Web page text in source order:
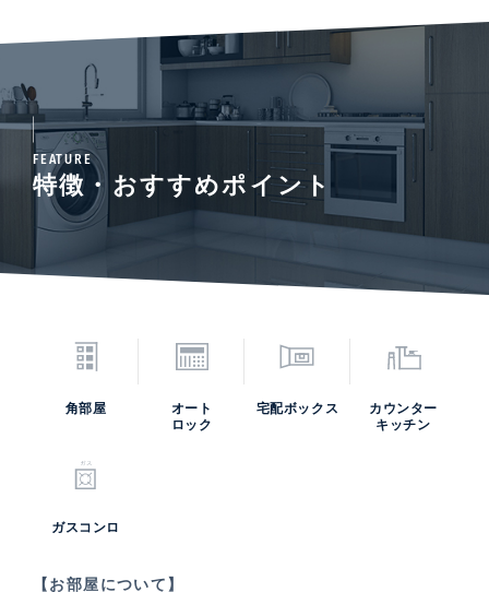
FEATURE
特徴・おすすめポイント
角部屋
オート
ロック
宅配ボックス
カウンター
キッチン
ガスコンロ
【お部屋について】